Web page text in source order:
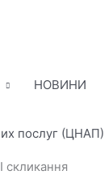
НОВИНИ
послуг (ЦНАП)
скликання